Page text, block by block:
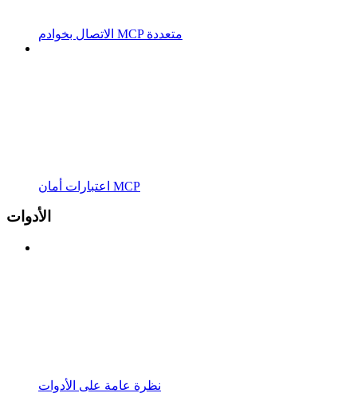
الاتصال بخوادم MCP متعددة
اعتبارات أمان MCP
الأدوات
نظرة عامة على الأدوات